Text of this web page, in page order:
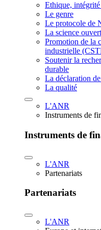
Ethique,
Le genre
Le protocole de
La science
Promotion de la
industrielle
Soutenir la
durable
La déclaration
La qualité
L'ANR
Instruments de
Instruments de
L'ANR
Partenariats
Partenariats
L'ANR